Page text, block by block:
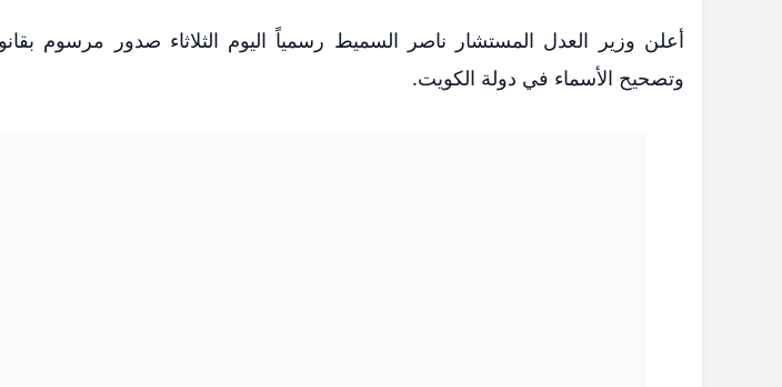
​أعلن وزير العدل المستشار ناصر السميط رسمياً اليوم الثلاثاء صدور مرسوم
وتصحيح الأسماء في دولة الكويت.